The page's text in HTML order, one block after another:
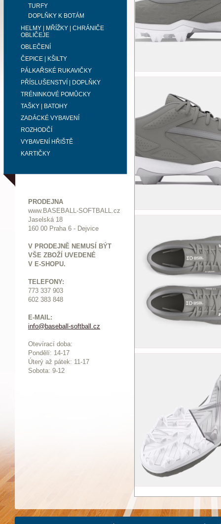
TURFY
DOPLŇKY K BOTÁM
HELMY | MŘÍŽKY | CHRÁNIČE
OBLIČEJE
OBLEČENÍ
ČEPICE | KŠILTY
PÁLKAŘSKÉ RUKAVIČKY
PŘÍSLUŠENSTVÍ | DOPLŇKY
TRÉNINKOVÉ POMŮCKY
TAŠKY | BATOHY
ZADÁCKÉ VYBAVENÍ
ROZHODČÍ
VYBAVENÍ HŘIŠTĚ
KARTIČKY
PRODEJNA
www.BASEBALL-SOFTBALL.cz
Jaselská 18
160 00 Praha 6 - Dejvice
V PRODEJNĚ NEMUSÍ BÝT
VŠE ZBOŽÍ UVEDENÉ
V E-SHOPU.
TELEFONY:
773 337 903
602 383 848
E-MAIL:
info@baseball-softball.cz
Otevírací doba:
Pondělí: 14-17
Úterý až pátek: 11-17
Sobota: 9-12